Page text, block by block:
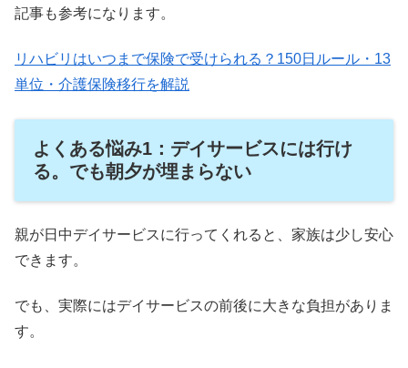
記事も参考になります。
リハビリはいつまで保険で受けられる？150日ルール・13
単位・介護保険移行を解説
よくある悩み1：デイサービスには行け
る。でも朝夕が埋まらない
親が日中デイサービスに行ってくれると、家族は少し安心
できます。
でも、実際にはデイサービスの前後に大きな負担がありま
す。